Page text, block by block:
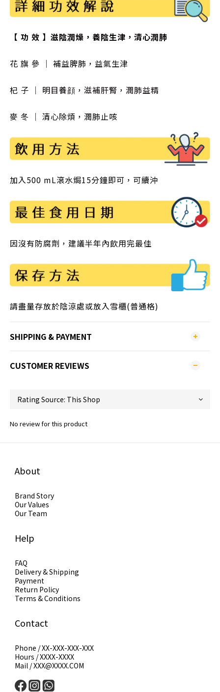
【 功 效 】滋陰潤燥，養陰生津，清心潤肺
花 旗 參 ｜ 補益脾肺，益氣生津
杞 子 ｜ 明目養顔，滋補肝腎，潤肺益精
麥 冬 ｜ 清心除煩，潤肺止咳
加入500 mL滾水焗15分鐘即可，可續沖
因沒有防腐劑，建議半年內飲用完最佳
請盡量存放於陰涼處或放入雪櫃(普通格)
SHIPPING & PAYMENT
CUSTOMER REVIEWS
No review for this product
About
Brand Story
Our Values
Our Team
Help
FAQ
Delivery & Shipping
Payment
Return Policy
Terms & Conditions
Contact
Phone / XX-XXX-XXX-XXX
Hours / XXXX-XXXX
Mail / XXX@XXXX.COM